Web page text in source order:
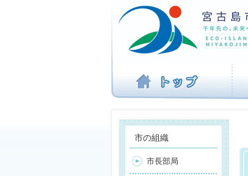
ビ
を
ば
す
市の組織
市長部局